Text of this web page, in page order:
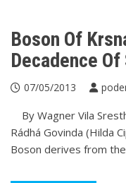
Boson Of
Decadence
07/05/2013
By Wagner Vila
Rádhá Govinda (Hilda
Boson derives from